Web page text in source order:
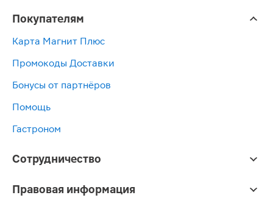
Покупателям
Карта Магнит Плюс
Промокоды Доставки
Бонусы от партнёров
Помощь
Гастроном
Сотрудничество
Правовая информация